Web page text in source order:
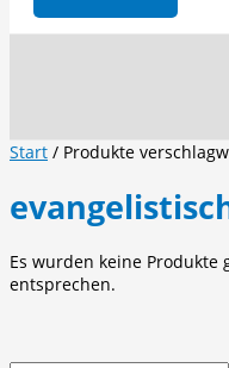
Start / Produkte
Es wurden keine
entsprechen.